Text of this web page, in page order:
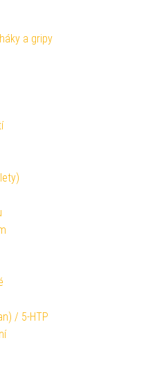
a gripy
/ 5-HTP